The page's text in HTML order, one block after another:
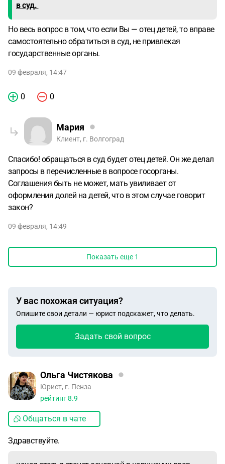
в суд.
Но весь вопрос в том, что если Вы — отец детей, то вправе
самостоятельно обратиться в суд, не привлекая
государственные органы.
09 февраля, 14:47
0 0
Мария
Клиент, г. Волгоград
Спасибо! обращаться в суд будет отец детей. Он же делал
запросы в перечисленные в вопросе госорганы.
Соглашения быть не может, мать увиливает от
оформления долей на детей, что в этом случае говорит
закон?
09 февраля, 14:49
Показать еще 1
У вас похожая ситуация?
Опишите свои детали — юрист подскажет, что делать.
Задать свой вопрос
Ольга Чистякова
Юрист, г. Пенза
рейтинг8.9
Общаться в чате
Здравствуйте.